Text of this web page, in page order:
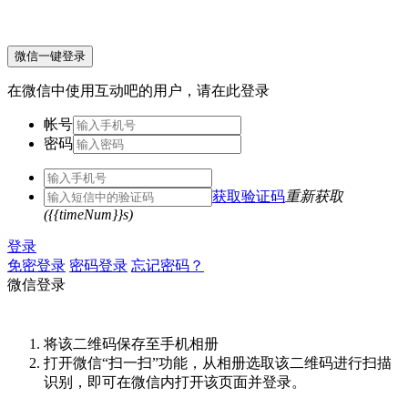
微信一键登录
在微信中使用互动吧的用户，请在此登录
帐号
密码
获取验证码重新获取
({{timeNum}}s)
登录
免密登录 密码登录 忘记密码？
微信登录
将该二维码保存至手机相册
打开微信“扫一扫”功能，从相册选取该二维码进行扫描
识别，即可在微信内打开该页面并登录。